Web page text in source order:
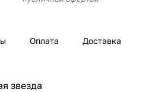
Оплата Доставка
звезда